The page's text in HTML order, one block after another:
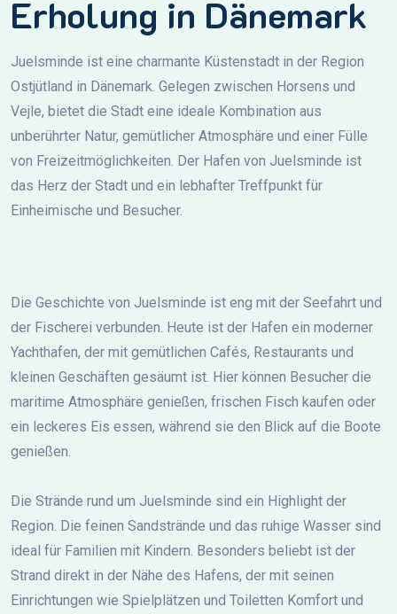
Erholung in Dänemark
Juelsminde ist eine charmante Küstenstadt in der Region
Ostjütland in Dänemark. Gelegen zwischen Horsens und
Vejle, bietet die Stadt eine ideale Kombination aus
unberührter Natur, gemütlicher Atmosphäre und einer Fülle
von Freizeitmöglichkeiten. Der Hafen von Juelsminde ist
das Herz der Stadt und ein lebhafter Treffpunkt für
Einheimische und Besucher.
Die Geschichte von Juelsminde ist eng mit der Seefahrt und
der Fischerei verbunden. Heute ist der Hafen ein moderner
Yachthafen, der mit gemütlichen Cafés, Restaurants und
kleinen Geschäften gesäumt ist. Hier können Besucher die
maritime Atmosphäre genießen, frischen Fisch kaufen oder
ein leckeres Eis essen, während sie den Blick auf die Boote
genießen.
Die Strände rund um Juelsminde sind ein Highlight der
Region. Die feinen Sandstrände und das ruhige Wasser sind
ideal für Familien mit Kindern. Besonders beliebt ist der
Strand direkt in der Nähe des Hafens, der mit seinen
Einrichtungen wie Spielplätzen und Toiletten Komfort und